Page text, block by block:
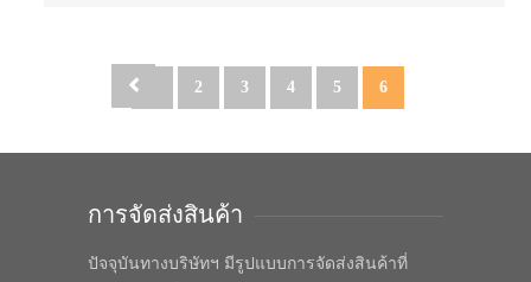
2 3 4 5 6
การจัดส่งสินค้า
ปัจจุบันทางบริษัทฯ มีรูปแบบการจัดส่งสินค้าที่